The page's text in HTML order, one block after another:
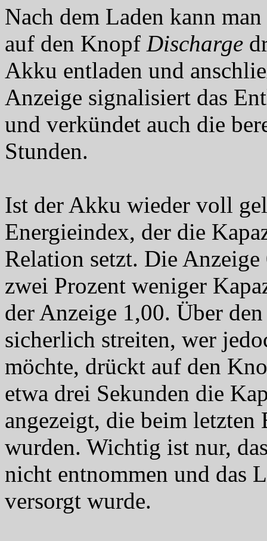
Nach dem Laden kann
auf den Knopf Discharge
Akku entladen und
Anzeige signalisiert das
und verkündet auch die
Stunden.
Ist der Akku wieder voll
Energieindex, der die
Relation setzt. Die
zwei Prozent weniger
der Anzeige 1,00. Über
sicherlich streiten, wer
möchte, drückt auf den
etwa drei Sekunden die
angezeigt, die beim letzten
wurden. Wichtig ist nur,
nicht entnommen und das
versorgt wurde.